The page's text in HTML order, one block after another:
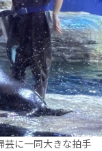
芸に一同大きな拍手